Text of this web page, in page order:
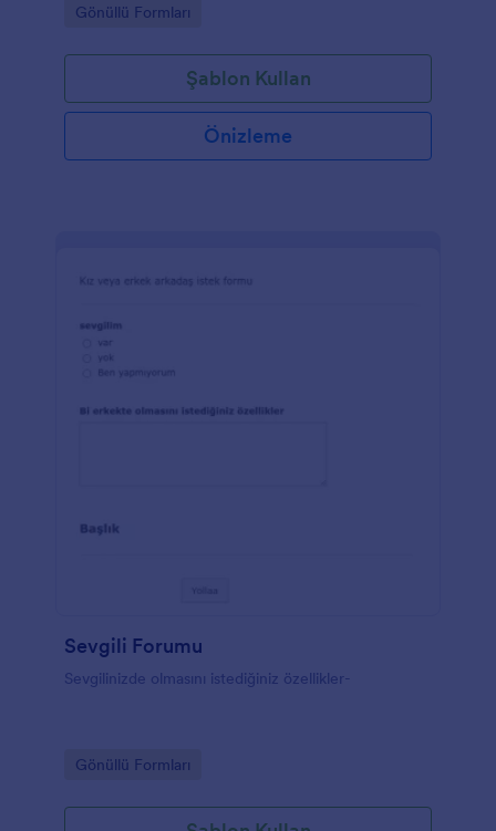
doldurmanız yeterli. Kendi zevkinize göre
için kaydedin.
Go to Category:
Gönüllü Formları
Şablon Kullan
Önizleme
Sevgili Forumu
Sevgilinizde olmasını istediğiniz özellikler-
Go to Category:
Gönüllü Formları